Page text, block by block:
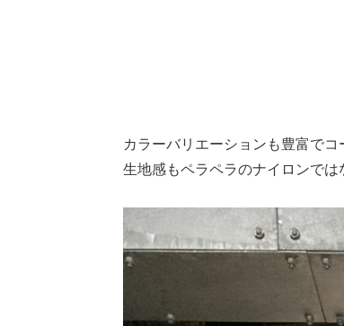
カラーバリエーションも豊富でコ
生地感もペラペラのナイロンでは